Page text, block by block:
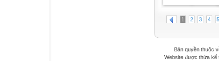
1 2 3 4 5
Bản quyền thuộc
Website được thừa